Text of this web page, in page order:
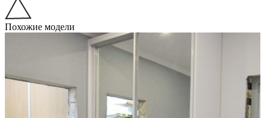
Похожие модели